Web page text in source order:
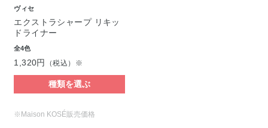
ヴィセ
エクストラシャープ リキッ
ドライナー
全4色
1,320円 （税込）※
種類を選ぶ
※Maison KOSÉ販売価格